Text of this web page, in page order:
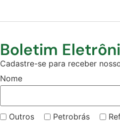
Boletim
Cadastre-se para receber
Nome
Outros Petrobrás